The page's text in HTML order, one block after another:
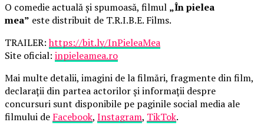
O comedie actuală și spumoasă, filmul „În pielea
mea” este distribuit de T.R.I.B.E. Films.
TRAILER:https://bit.ly/InPieleaMea
Site oficial: inpieleamea.ro
Mai multe detalii, imagini de la filmări, fragmente din film,
declarații din partea actorilor și informații despre
concursuri sunt disponibile pe paginile social media ale
filmului de Facebook, Instagram, TikTok.